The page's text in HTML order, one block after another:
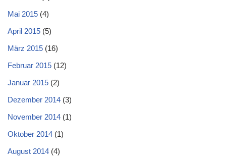
Mai 2015 (4)
April 2015 (5)
März 2015 (16)
Februar 2015 (12)
Januar 2015 (2)
Dezember 2014 (3)
November 2014 (1)
Oktober 2014 (1)
August 2014 (4)